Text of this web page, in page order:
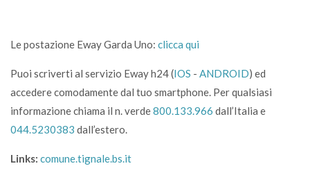
Le postazione Eway Garda Uno: clicca qui
Puoi scriverti al servizio Eway h24 (IOS - ANDROID) ed
accedere comodamente dal tuo smartphone. Per qualsiasi
informazione chiama il n. verde800.133.966 dall’Italia e
044.5230383 dall’estero.
Links: comune.tignale.bs.it